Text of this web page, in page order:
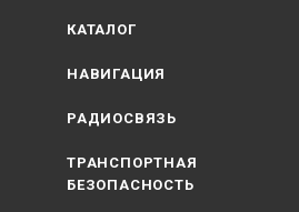
КАТАЛОГ
НАВИГАЦИЯ
РАДИОСВЯЗЬ
ТРАНСПОРТНАЯ
БЕЗОПАСНОСТЬ